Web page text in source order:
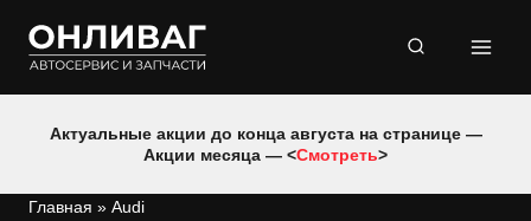
содержимому
Актуальные акции до конца августа на странице —
Акции месяца — <Смотреть>
Главная » Audi